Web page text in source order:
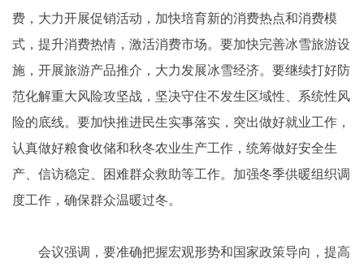
费，大力开展促销活动，加快培育新的消费热点和消费模
式，提升消费热情，激活消费市场。要加快完善冰雪旅游设
施，开展旅游产品推介，大力发展冰雪经济。要继续打好防
范化解重大风险攻坚战，坚决守住不发生区域性、系统性风
险的底线。要加快推进民生实事落实，突出做好就业工作，
认真做好粮食收储和秋冬农业生产工作，统筹做好安全生
产、信访稳定、困难群众救助等工作。加强冬季供暖组织调
度工作，确保群众温暖过冬。
会议强调，要准确把握宏观形势和国家政策导向，提高